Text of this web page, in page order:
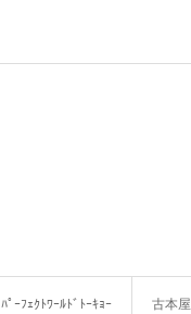
ﾊﾟｰﾌｪｸﾄﾜｰﾙﾄﾞﾄｰｷｮｰ 古本屋